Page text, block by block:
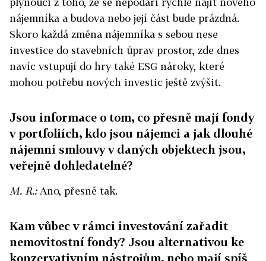
nájemníka a budova nebo její část bude prázdná.
Skoro každá změna nájemníka s sebou nese
investice do stavebních úprav prostor, zde dnes
navíc vstupují do hry také ESG nároky, které
mohou potřebu nových investic ještě zvýšit.
Jsou informace o tom, co přesně mají fondy
v portfoliích, kdo jsou nájemci a jak dlouhé
nájemní smlouvy v daných objektech jsou,
veřejně dohledatelné?
M. R.:Ano, přesně tak.
Kam vůbec v rámci investování zařadit
nemovitostní fondy? Jsou alternativou ke
konzervativním nástrojům, nebo mají spíš